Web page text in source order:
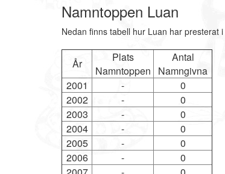
Namntoppen Luan
Nedan finns tabell hur Luan har presterat
År
Plats
Namntoppen
Antal
Namngivna
2001
-
0
2002
-
0
2003
-
0
2004
-
0
2005
-
0
2006
-
0